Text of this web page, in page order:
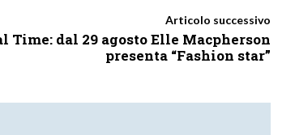
Articolo successivo
Time: dal 29 agosto Elle Macpherson
presenta “Fashion star”